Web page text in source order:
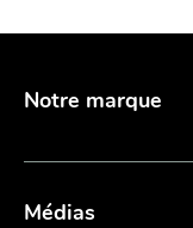
Notre marque
Médias